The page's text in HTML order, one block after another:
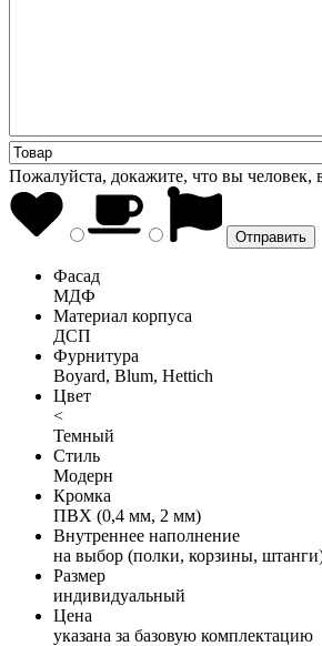
Пожалуйста, докажите, что вы человек,
Фасад
МДФ
Материал корпуса
ДСП
Фурнитура
Boyard, Blum, Hettich
Цвет
<
Темный
Стиль
Модерн
Кромка
ПВХ (0,4 мм, 2 мм)
Внутреннее наполнение
на выбор (полки, корзины,
Размер
индивидуальный
Цена
указана за базовую комплектацию